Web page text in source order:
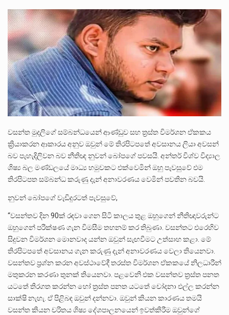
2011 වසරේදී දේශපාලන හා මානව හිමිකම් ක්‍රියාකාරීන් වන ලලිත්කුමාර් වීරරාජ් සහ කුගන් මුරුගානන්දන් යාපනයේදී අතුරුදන්…
වසන්ත මුදලිගේ සම්බන්ධයෙන් ආණ්ඩුව සහ ත්‍රස්ත විමර්ශන ඒකකය
ක්‍රියාකරන ආකාරය අනුව ඔවුන් මේ තිරපිටපතේ අවසානය ලියා අවසන්
බව පැහැදිලිවන බව නීතිඥ නුවන් බෝපගේ පවසයි. අන්තර් විශ්ව විද්‍යාල
ශිෂ්‍ය බල මණ්ඩලයේ මාධ්‍ය හමුවකට එක්වෙමින් ඔහු පැවසුවේ එම
තිරපිටපත සම්බන්ධ කරුණු දැන් අනාවරණය වෙමින් පවතින බවයි.
නුවන් බෝපගේ වැඩිදුරටත් පැවසුවේ,
“වසන්තව දින 90ක් රඳවා ගෙන සිටි කාලය තුළ ඔහුගෙන් නීතිඥාවරුන්ට
ඔහුගෙන් පරීක්ෂණ ගැන විමසීම තහනම් කර තිබුණා. වසන්තට එරෙහිව
සිදුවන විමර්ශන මොනවාද යන්න ඔවුන් සැඟවීමට උත්සාහ කළා. මේ
තිරපිටපතේ අවසානය ගැන කරුණු දැන් අනාවරණය වෙලා තියෙනවා.
වසන්තව ප්‍රශ්න කරන අවස්ථාවේදී තරස්ත විමර්ශන ඒකකයේ නිලධාරීන්
මතුකරන කරණා තුනක් තියෙනවා. පළවෙනි එක වසන්තව ත්‍රස්ත පනත
යටතේ තිරගත කරන්න හෝ ත්‍රස්ත පනත යටතේ චෝදනා එල්ල කරන්න
සාක්ෂි නැහැ. ඒ පිළිබඳ ඔවුන් දන්නවා. ඔවුන් කියන කාරණය තමයි
වසන්ත කියන චරිතය ශිෂ්‍ය දේශපාලනයෙන් ඉවත්කිරීම ඔවුන්ගේ